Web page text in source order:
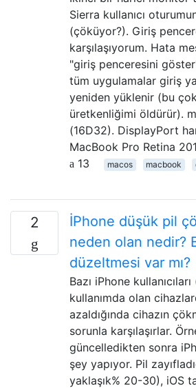
Sierra kullanıcı
(çöküyor?). Giriş
karşılaşıyorum. Hata
"giriş penceresini
tüm uygulamalar giriş
yeniden yüklenir (bu
üretkenliğimi öldürür).
(16D32). DisplayPort
MacBook Pro Retina
13
macos macbook
2
İPhone düşük pil
neden olan nedir?
düzeltmesi var mı?
Bazı iPhone
kullanımda olan
azaldığında cihazın
sorunla karşılaşırlar.
güncelledikten sonra
şey yapıyor. Pil
yaklaşık% 20-30), iOS